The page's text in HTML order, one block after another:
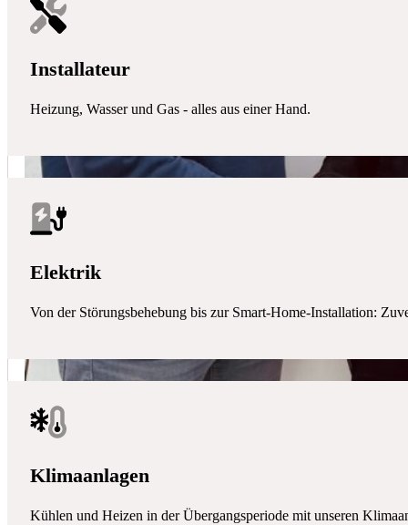
Installateur
Heizung, Wasser und Gas - alles aus einer Hand.
Elektrik
Von der Störungsbehebung bis zur Smart-Home-Installation:
Klimaanlagen
Kühlen und Heizen in der Übergangsperiode mit unseren